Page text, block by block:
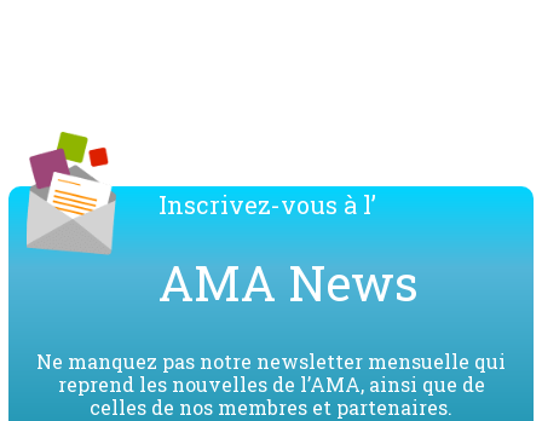
Inscrivez-vous à l’
AMA News
Ne manquez pas notre newsletter mensuelle qui
reprend les nouvelles de l’AMA, ainsi que de
celles de nos membres et partenaires.